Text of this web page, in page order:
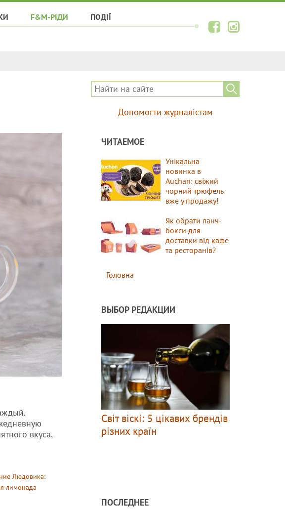
F&M-РІДИ ПОДІЇ
вкуса,
Людовика:
лимонада
Допомогти журналістам
ЧИТАЕМОЕ
Унікальна
новинка в
Auchan: свіжий
чорний трюфель
вже у продажу!
Як обрати ланч-
бокси для
доставки від кафе
та ресторанів?
Головна
ВЫБОР РЕДАКЦИИ
Світ віскі: 5 цікавих брендів
різних країн
ПОСЛЕДНЕЕ